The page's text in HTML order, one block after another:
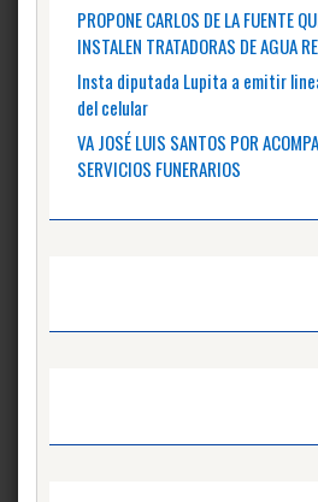
PROPONE CARLOS DE LA FUENTE
INSTALEN TRATADORAS DE AGUA
Insta diputada Lupita a emitir
del celular
VA JOSÉ LUIS SANTOS POR
SERVICIOS FUNERARIOS